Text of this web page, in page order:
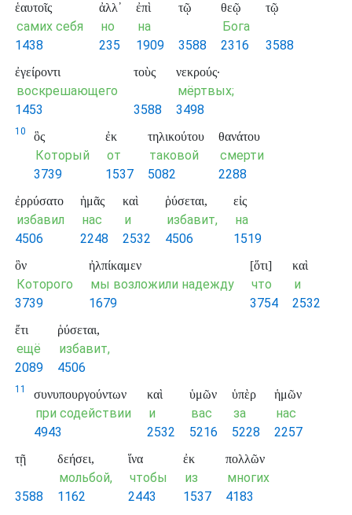
ἑαυτοῖς
самих себя
1438
ἀλλ᾽
но
235
ἐπὶ
на
1909
τῷ
3588
θεῷ
Бога
2316
τῷ
3588
ἐγείροντι
воскрешающего
1453
τοὺς
3588
νεκρούς·
мёртвых;
3498
10 ὃς
Который
3739
ἐκ
от
1537
τηλικούτου
таковой
5082
θανάτου
смерти
2288
ἐρρύσατο
избавил
4506
ἡμᾶς
нас
2248
καὶ
и
2532
ῥύσεται,
избавит,
4506
εἰς
на
1519
ὃν
Которого
3739
ἠλπίκαμεν
мы возложили надежду
1679
[ὅτι]
что
3754
καὶ
и
2532
ἔτι
ещё
2089
ῥύσεται,
избавит,
4506
11 συνυπουργούντων
при содействии
4943
καὶ
и
2532
ὑμῶν
вас
5216
ὑπὲρ
за
5228
ἡμῶν
нас
2257
τῇ
3588
δεήσει,
мольбой,
1162
ἵνα
чтобы
2443
ἐκ
из
1537
πολλῶν
многих
4183